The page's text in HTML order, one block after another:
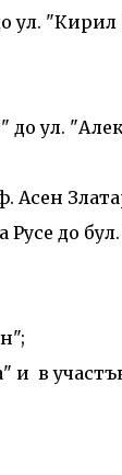
ул. "Кирил
до ул.
Асен
до
и в